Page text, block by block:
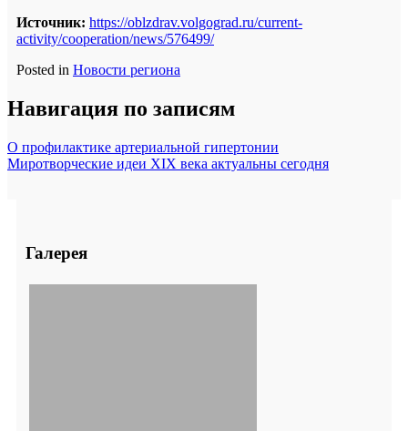
Источник: https://oblzdrav.volgograd.ru/current-
activity/cooperation/news/576499/
Posted in Новости региона
Навигация по записям
О профилактике артериальной гипертонии
Миротворческие идеи XIX века актуальны сегодня
Галерея